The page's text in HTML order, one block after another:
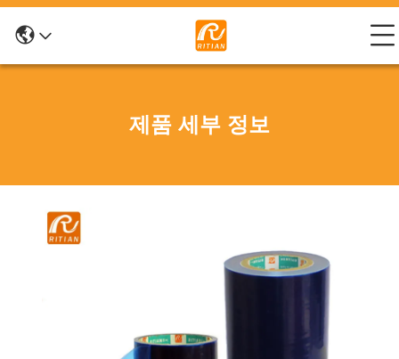
제품 세부 정보